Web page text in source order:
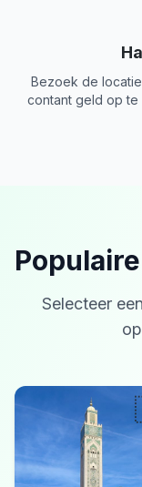
Bezoek de
contant geld op
Selecteer